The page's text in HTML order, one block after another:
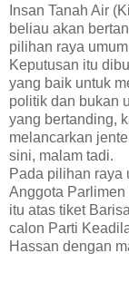
Insan Tanah Air
beliau akan
pilihan raya
Keputusan itu
yang baik untuk
politik dan bukan
yang bertanding,
melancarkan
sini, malam tadi.
Pada pilihan raya
Anggota
itu atas tiket
calon Parti
Hassan dengan